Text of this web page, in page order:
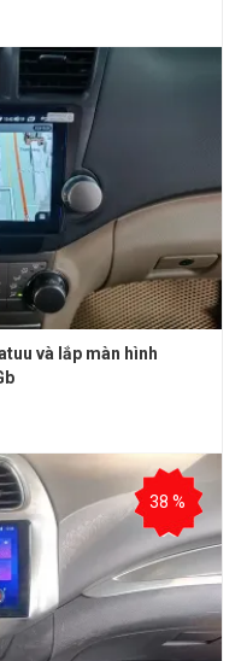
và lắp màn hình
38 %